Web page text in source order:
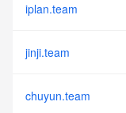
iplan.team
jinji.team
chuyun.team